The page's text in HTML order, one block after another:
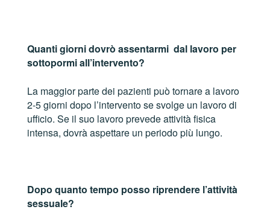
Quanti giorni dovrò assentarmi dal lavoro per
sottopormi all’intervento?
La maggior parte dei pazienti può tornare a lavoro
2-5 giorni dopo l’intervento se svolge un lavoro di
ufficio. Se il suo lavoro prevede attività fisica
intensa, dovrà aspettare un periodo più lungo.
Dopo quanto tempo posso riprendere l’attività
sessuale?